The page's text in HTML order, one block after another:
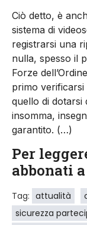
Ciò detto, è
sistema di
registrarsi una
nulla, spesso il
Forze
primo verificarsi
quello di dotarsi
insomma,
garantito. (…)
Per
abbonati a
Tag: attualità
sicurezza